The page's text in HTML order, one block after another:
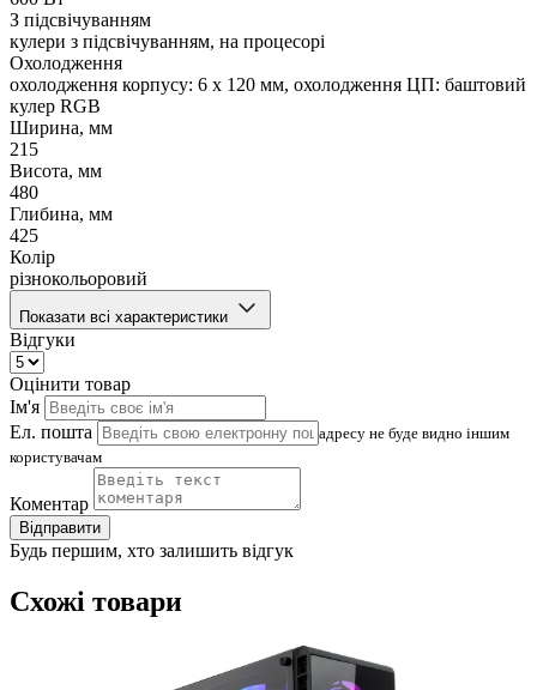
З підсвічуванням
кулери з підсвічуванням, на процесорі
Охолодження
охолодження корпусу: 6 x 120 мм, охолодження ЦП: баштовий
кулер RGB
Ширина, мм
215
Висота, мм
480
Глибина, мм
425
Колір
різнокольоровий
Показати всі характеристики
Відгуки
Оцінити товар
Ім'я
Ел. пошта
адресу не буде видно іншим
користувачам
Коментар
Відправити
Будь першим, хто залишить відгук
Схожі товари